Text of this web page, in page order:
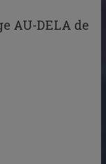
AU-DELA de